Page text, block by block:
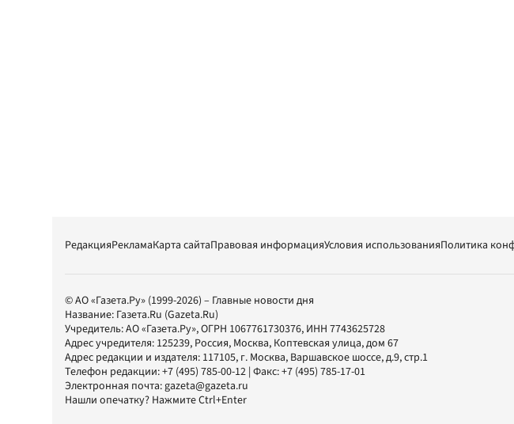
РедакцияРекламаКарта сайтаПравовая информацияУсловия использованияПолитика
© АО «Газета.Ру» (1999-2026) – Главные новости дня
Название: Газета.Ru (Gazeta.Ru)
Учредитель:АО «Газета.Ру», ОГРН 1067761730376, ИНН 7743625728
Адрес учредителя: 125239, Россия, Москва, Коптевская улица, дом 67
Адрес редакции и издателя: 117105, г. Москва, Варшавское шоссе, д.9, стр.1
Телефон редакции:+7 (495) 785-00-12 | Факс:+7 (495) 785-17-01
Электронная почта:gazeta@gazeta.ru
Нашли опечатку? Нажмите Ctrl+Enter